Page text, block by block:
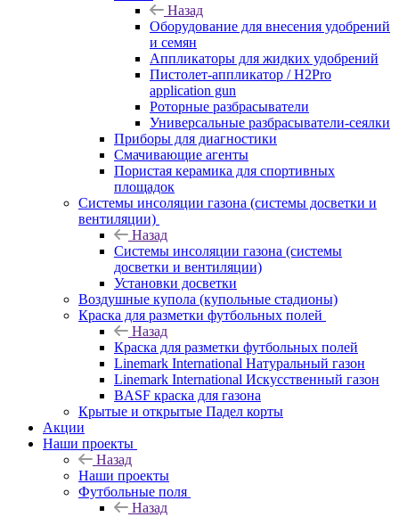
Назад
Оборудование для внесения удобрений
и семян
Аппликаторы для жидких удобрений
Пистолет-аппликатор / H2Pro
application gun
Роторные разбрасыватели
Универсальные разбрасыватели-сеялки
Приборы для диагностики
Смачивающие агенты
Пористая керамика для спортивных
площадок
Системы инсоляции газона (системы досветки и
вентиляции)
Назад
Системы инсоляции газона (системы
досветки и вентиляции)
Установки досветки
Воздушные купола (купольные стадионы)
Краска для разметки футбольных полей
Назад
Краска для разметки футбольных полей
Linemark International Натуральный газон
Linemark International Искусственный газон
BASF краска для газона
Крытые и открытые Падел корты
Акции
Наши проекты
Назад
Наши проекты
Футбольные поля
Назад